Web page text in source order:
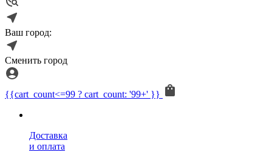
Ваш город:
Сменить город
{{cart_count<=99 ? cart_count: '99+' }}
Доставка
и оплата